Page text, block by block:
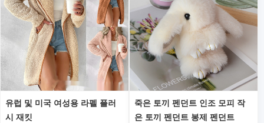
유럽 및 미국 여성용 라펠 플러
시 재킷
죽은 토끼 펜던트 인조 모피 작
은 토끼 펜던트 봉제 펜던트